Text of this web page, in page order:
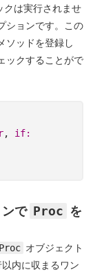
クは実行されませ
ションです。この
ソッドを登録し
ックすることがで
,
if:
で Proc を
Proc オブジェクト
内に収まるワン